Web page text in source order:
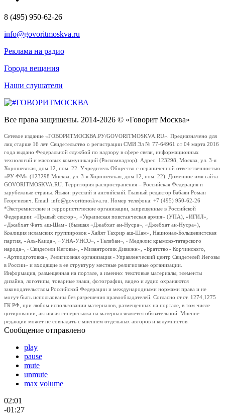
8 (495) 950-62-26
info@govoritmoskva.ru
Реклама на радио
Города вещания
Наши слушатели
Все права защищены. 2014-2026 © «Говорит Москва»
Сетевое издание «ГОВОРИТМОСКВА.РУ/GOVORITMOSKVA.RU». Предназначено для
лиц старше 16 лет. Свидетельство о регистрации СМИ Эл № 77-64961 от 04 марта 2016
года выдано Федеральной службой по надзору в сфере связи, информационных
технологий и массовых коммуникаций (Роскомнадзор). Адрес: 123298, Москва, ул. 3-я
Хорошевская, дом 12, пом. 22. Учредитель Общество с ограниченной ответственностью
«РУ ФМ» (123298 Москва, ул. 3-я Хорошевская, дом 12, пом. 22). Доменное имя сайта
GOVORITMOSKVA.RU. Территория распространения – Российская Федерация и
зарубежные страны. Языки: русский и английский. Главный редактор Бабаян Роман
Георгиевич. Email: info@govoritmoskva.ru. Номер телефона: +7 (495) 950-62-26
*Экстремистские и террористические организации, запрещенные в Российской
Федерации: «Правый сектор», «Украинская повстанческая армия» (УПА), «ИГИЛ»,
«Джабхат Фатх аш-Шам» (бывшая «Джабхат ан-Нусра», «Джебхат ан-Нусра»),
Коалиция исламских группировок «Хайят Тахрир аш-Шам», Национал-Большевистская
партия, «Аль-Каида», «УНА-УНСО», «Талибан», «Меджлис крымско-татарского
народа», «Свидетели Иеговы», «Мизантропик Дивижн», «Братство» Корчинского,
«Артподготовка», Религиозная организация «Управленческий центр Свидетелей Иеговы
в России» и входящие в ее структуру местные религиозные организации.
Информация, размещенная на портале, а именно: текстовые материалы, элементы
дизайна, логотипы, товарные знаки, фотографии, видео и аудио охраняются
законодательством Российской Федерации и международными нормами права и не
могут быть использованы без разрешения правообладателей. Согласно ст.ст. 1274,1275
ГК РФ, при любом использовании материалов, размещенных на портале, в том числе
цитировании, активная гиперссылка на материал является обязательной. Мнение
редакции может не совпадать с мнением отдельных авторов и колумнистов.
Сообщение отправлено
play
pause
mute
unmute
max volume
02:01
-01:27